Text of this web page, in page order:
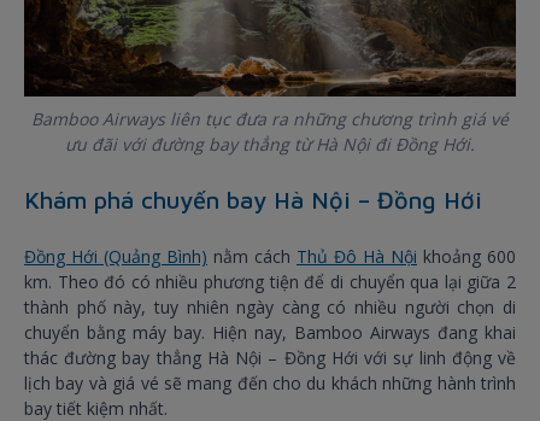
Bamboo Airways liên tục đưa ra những chương trình giá vé
ưu đãi với đường bay thẳng từ Hà Nội đi Đồng Hới.
Khám phá chuyến bay Hà Nội – Đồng Hới
Đồng Hới (Quảng Bình) nằm cách Thủ Đô Hà Nội khoảng 600
km. Theo đó có nhiều phương tiện để di chuyển qua lại giữa 2
thành phố này, tuy nhiên ngày càng có nhiều người chọn di
chuyển bằng máy bay. Hiện nay, Bamboo Airways đang khai
thác đường bay thẳng Hà Nội – Đồng Hới với sự linh động về
lịch bay và giá vé sẽ mang đến cho du khách những hành trình
bay tiết kiệm nhất.